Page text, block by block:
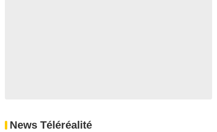
News Téléréalité